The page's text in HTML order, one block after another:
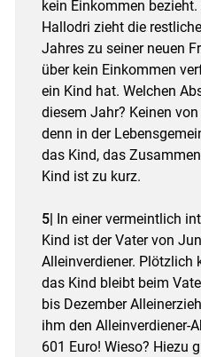
kein Einkommen
Hallodri zieht die
Jahres zu seiner neuen
über kein Einkommen
ein Kind hat. Welchen
diesem Jahr? Keinen
denn in der
das Kind, das
Kind ist zu kurz.
5| In einer vermeintlich
Kind ist der Vater von
Alleinverdiener. Plötzlich
das Kind bleibt beim
bis Dezember
ihm den Alleinverdiener-
601 Euro! Wieso? Hiezu